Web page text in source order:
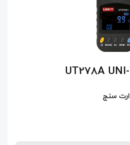
ارت سنج